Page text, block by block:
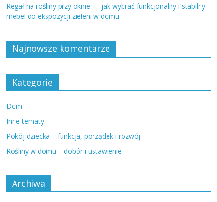
Regał na rośliny przy oknie — jak wybrać funkcjonalny i stabilny
mebel do ekspozycji zieleni w domu
Najnowsze komentarze
Kategorie
Dom
Inne tematy
Pokój dziecka – funkcja, porządek i rozwój
Rośliny w domu – dobór i ustawienie
Archiwa